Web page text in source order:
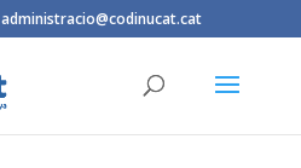
administracio@codinucat.cat